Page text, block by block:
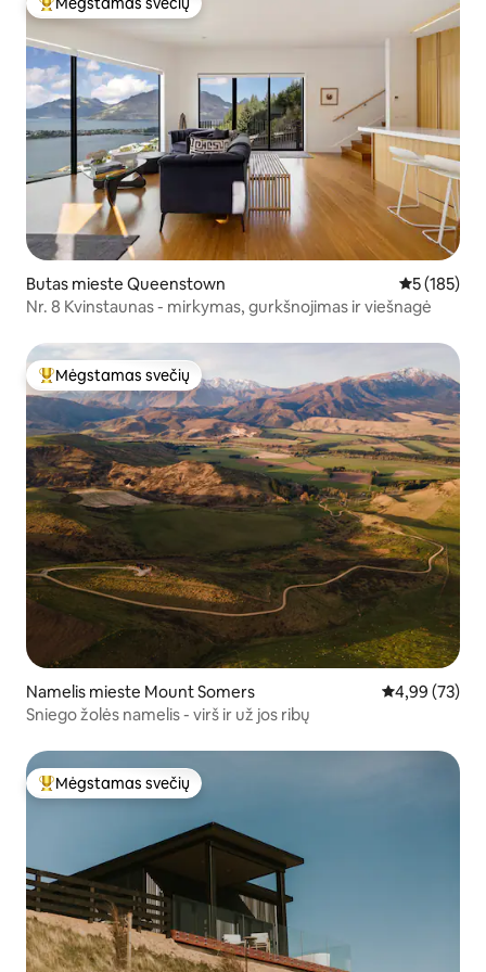
Svečių mėgstamiausias
Butas mieste Queenstown Vidutinis
5 (185)
Nr. 8 Kvinstaunas - mirkymas, gurkšnojimas ir viešnagė
Svečių mėgstamiausias
Mėgstamas svečių
Namelis mieste Mount Somers Vidutinis
4,99 (73)
Sniego žolės namelis - virš ir už jos ribų
Svečių mėgstamiausias
Mėgstamas svečių